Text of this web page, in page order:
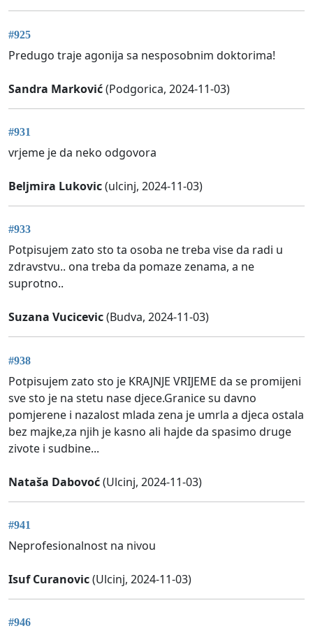
#925
Predugo traje agonija sa nesposobnim doktorima!
Sandra Marković(Podgorica, 2024-11-03)
#931
vrjeme je da neko odgovora
Beljmira Lukovic(ulcinj, 2024-11-03)
#933
Potpisujem zato sto ta osoba ne treba vise da radi u
zdravstvu.. ona treba da pomaze zenama, a ne
suprotno..
Suzana Vucicevic(Budva, 2024-11-03)
#938
Potpisujem zato sto je KRAJNJE VRIJEME da se promijeni
sve sto je na stetu nase djece.Granice su davno
pomjerene i nazalost mlada zena je umrla a djeca ostala
bez majke,za njih je kasno ali hajde da spasimo druge
zivote i sudbine...
Nataša Dabovoć(Ulcinj, 2024-11-03)
#941
Neprofesionalnost na nivou
Isuf Curanovic(Ulcinj, 2024-11-03)
#946